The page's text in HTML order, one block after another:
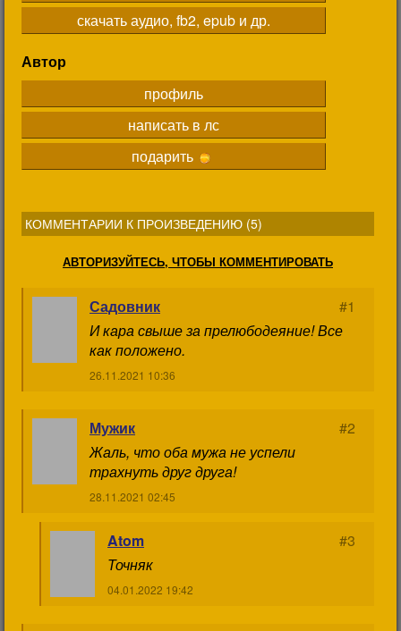
скачать аудио, fb2, epub и др.
Автор
профиль
написать в лс
подарить
КОММЕНТАРИИ К ПРОИЗВЕДЕНИЮ (5)
АВТОРИЗУЙТЕСЬ, ЧТОБЫ КОММЕНТИРОВАТЬ
Садовник
#1
И кара свыше за прелюбодеяние! Все
как положено.
26.11.2021 10:36
Мужик
#2
Жаль, что оба мужа не успели
трахнуть друг друга!
28.11.2021 02:45
Atom
#3
Точняк
04.01.2022 19:42